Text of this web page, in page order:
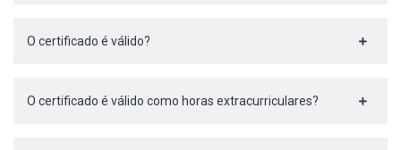
O certificado é válido?
O certificado é válido como horas extracurriculares?